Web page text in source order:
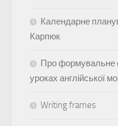
Календарне
Карпюк
Про формувальне
уроках англійської
Writing frames